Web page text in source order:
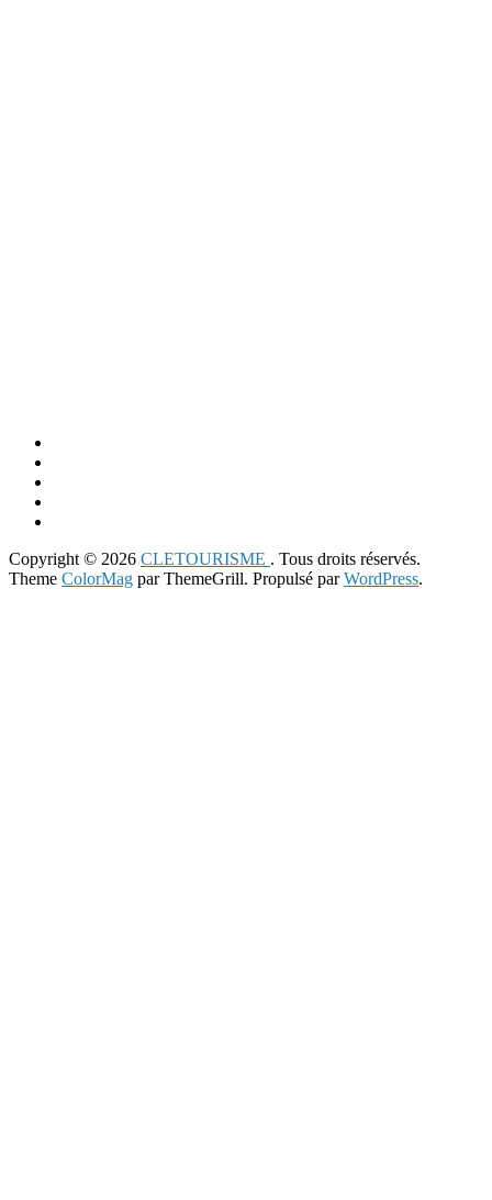
Copyright © 2026 CLETOURISME . Tous droits réservés.
Theme ColorMag par ThemeGrill. Propulsé parWordPress.